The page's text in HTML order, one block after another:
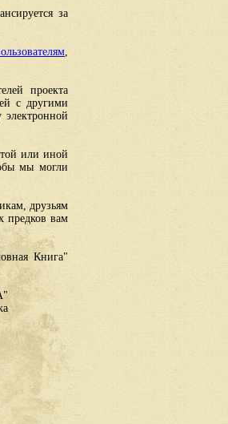
за
,
проекта
с другими
или иной
мы могли
друзьям
предков вам
Книга"